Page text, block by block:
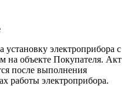
электроприбора с
на объекте Покупателя. Акт
после выполнения
работы электроприбора.